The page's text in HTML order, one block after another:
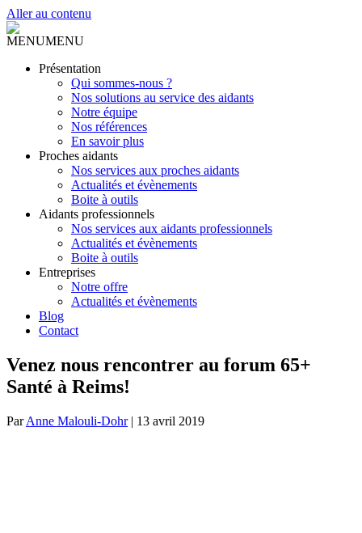
Aller au contenu
MENUMENU
Présentation
Qui sommes-nous ?
Nos solutions au service des aidants
Notre équipe
Nos références
En savoir plus
Proches aidants
Nos services aux proches aidants
Actualités et évènements
Boite à outils
Aidants professionnels
Nos services aux aidants professionnels
Actualités et évènements
Boite à outils
Entreprises
Notre offre
Actualités et évènements
Blog
Contact
Venez nous rencontrer au forum 65+
Santé à Reims!
ParAnne Malouli-Dohr| 13 avril 2019